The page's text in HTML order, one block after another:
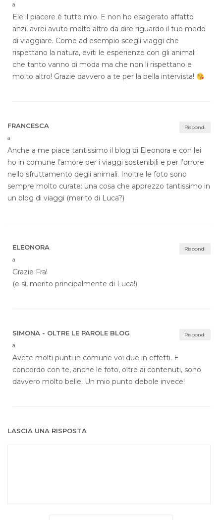
a
Ele il piacere è tutto mio. E non ho esagerato affatto
anzi, avrei avuto molto altro da dire riguardo il tuo modo
di viaggiare. Come ad esempio scegli viaggi che
rispettano la natura, eviti le esperienze con gli animali
che tanto vanno di moda ma che non li rispettano e
molto altro! Grazie davvero a te per la bella intervista!
Rispondi
FRANCESCA
a
Anche a me piace tantissimo il blog di Eleonora e con lei
ho in comune l’amore per i viaggi sostenibili e per l’orrore
nello sfruttamento degli animali. Inoltre le foto sono
sempre molto curate: una cosa che apprezzo tantissimo in
un blog di viaggi (merito di Luca?)
Rispondi
ELEONORA
a
Grazie Fra!
(e sì, merito principalmente di Luca!)
Rispondi
SIMONA - OLTRE LE PAROLE BLOG
a
Avete molti punti in comune voi due in effetti. E
concordo con te, anche le foto, oltre ai contenuti, sono
davvero molto belle. Un mio punto debole invece!
LASCIA UNA RISPOSTA